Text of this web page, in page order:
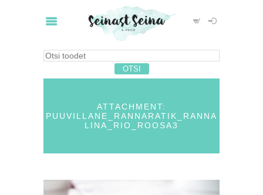
ATTACHMENT:
PUUVILLANE_RANNARATIK_RANNA
LINA_RIO_ROOSA3